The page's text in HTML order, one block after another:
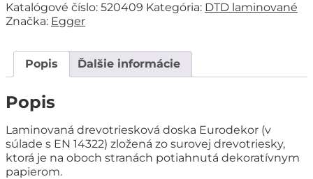
Katalógové číslo: 520409 Kategória: DTD laminované
Značka: Egger
Popis Ďalšie informácie
Popis
Laminovaná drevotriesková doska Eurodekor (v
súlade s EN 14322) zložená zo surovej drevotriesky,
ktorá je na oboch stranách potiahnutá dekoratívnym
papierom.